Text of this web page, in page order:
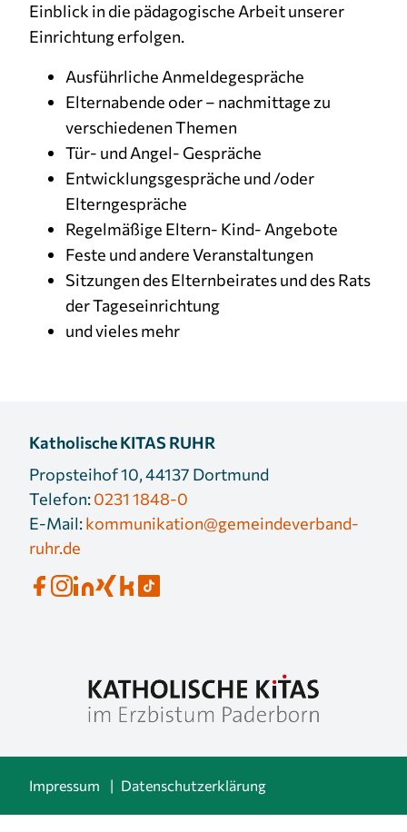
Einblick in die pädagogische Arbeit unserer
Einrichtung erfolgen.
Ausführliche Anmeldegespräche
Elternabende oder – nachmittage zu
verschiedenen Themen
Tür- und Angel- Gespräche
Entwicklungsgespräche und /oder
Elterngespräche
Regelmäßige Eltern- Kind- Angebote
Feste und andere Veranstaltungen
Sitzungen des Elternbeirates und des Rats
der Tageseinrichtung
und vieles mehr
Katholische KITAS RUHR
Propsteihof 10, 44137 Dortmund
Telefon:0231 1848-0
E-Mail:kommunikation@gemeindeverband-
ruhr.de
Impressum Datenschutzerklärung